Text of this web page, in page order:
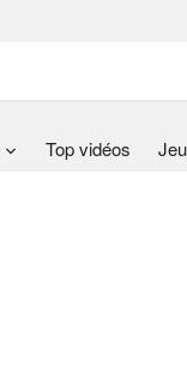
Top vidéos